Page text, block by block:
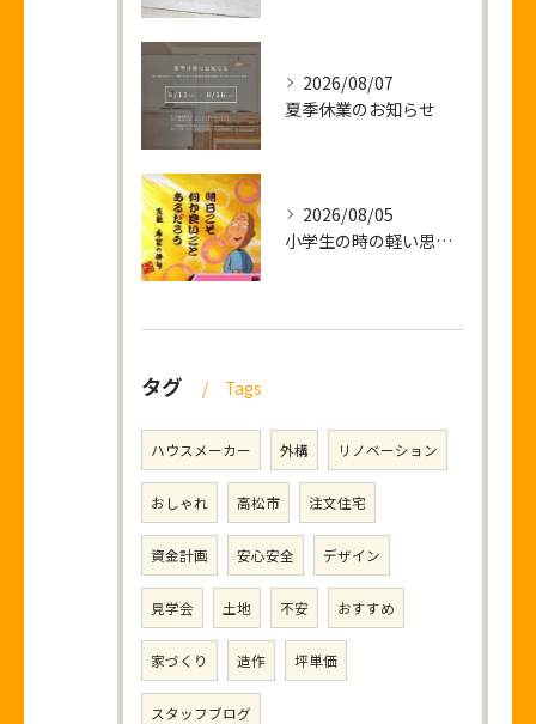
2026/08/07
夏季休業のお知らせ
2026/08/05
小学生の時の軽い思い出話し
タグ Tags
ハウスメーカー 外構 リノベーション
おしゃれ 高松市 注文住宅
資金計画 安心安全 デザイン
見学会 土地 不安 おすすめ
家づくり 造作 坪単価
スタッフブログ